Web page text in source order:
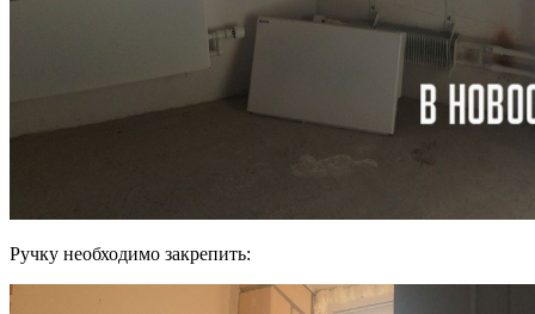
Ручку необходимо закрепить: